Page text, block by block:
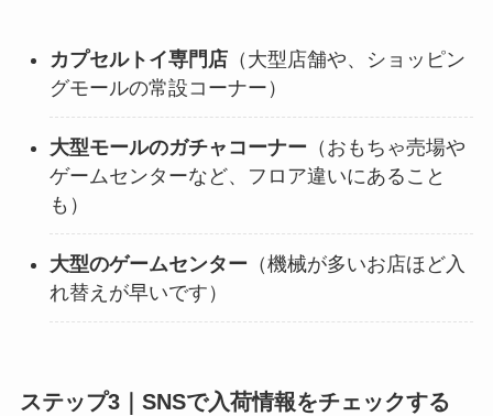
カプセルトイ専門店（大型店舗や、ショッピン
グモールの常設コーナー）
大型モールのガチャコーナー （おもちゃ売場や
ゲームセンターなど、フロア違いにあること
も）
大型のゲームセンター （機械が多いお店ほど入
れ替えが早いです）
ステップ3｜SNSで入荷情報をチェックする